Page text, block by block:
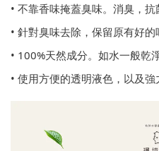
• 不靠香味掩蓋臭味。消臭，抗
• 針對臭味去除，保留原有好的
• 100%天然成分。如水一般乾
• 使用方便的透明液色，以及強